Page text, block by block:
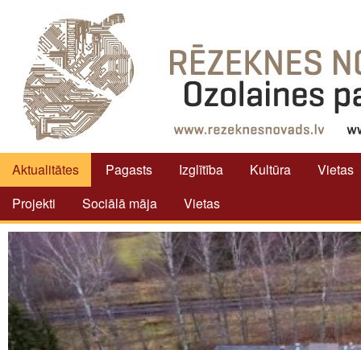
Aktualitātes Pagasts Izglītība Kultūra
Vietas
Projekti
Sociālā māja Vietas